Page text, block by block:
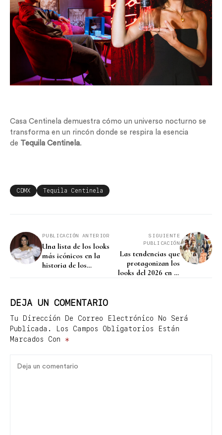
Casa Centinela demuestra cómo un universo nocturno se
transforma en un rincón donde se respira la esencia
de Tequila Centinela.
CDMX Tequila Centinela
PUBLICACIÓN ANTERIOR
Una lista de los looks
más icónicos en la
historia de los
SIGUIENTE
PUBLICACIÓN
Las tendencias que
protagonizan los
looks del 2026 en la
DEJA UN COMENTARIO
Tu Dirección De Correo Electrónico No Será
Publicada.
Los Campos Obligatorios Están
Marcados Con *